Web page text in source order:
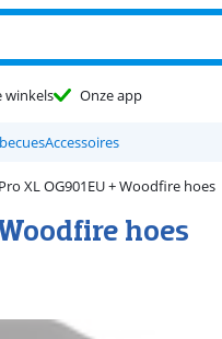
winkels Onze app
Accessoires
XL OG901EU + Woodfire hoes
hoes